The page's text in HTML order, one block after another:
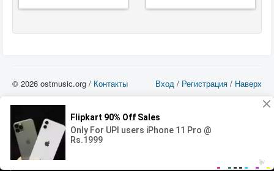
Error loading media: File could not be played 00:00
Вход / Регистрация / Наверх
© 2026 ostmusic.org / Контакты
можете использовать такие материалы только в том в случае, если
использование производится с ознакомительными целями - для прочих целей
вы должны приобрести лицензионную запись.